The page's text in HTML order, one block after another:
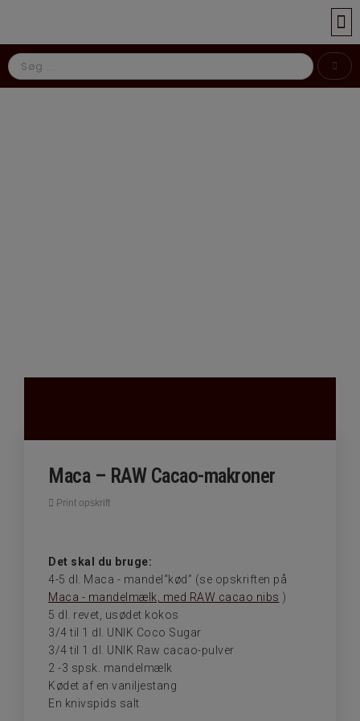
Maca – RAW Cacao-makroner
Print opskrift
Det skal du bruge:
4-5 dl. Maca - mandel“kød” (se opskriften på
Maca - mandelmælk, med RAW cacao nibs )
5 dl. revet, usødet kokos
3/4 til 1 dl. UNIK Coco Sugar
3/4 til 1 dl. UNIK Raw cacao-pulver
2 -3 spsk. mandelmælk
Kødet af en vaniljestang
En knivspids salt